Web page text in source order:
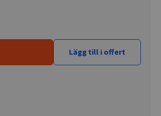
Lägg till i offert